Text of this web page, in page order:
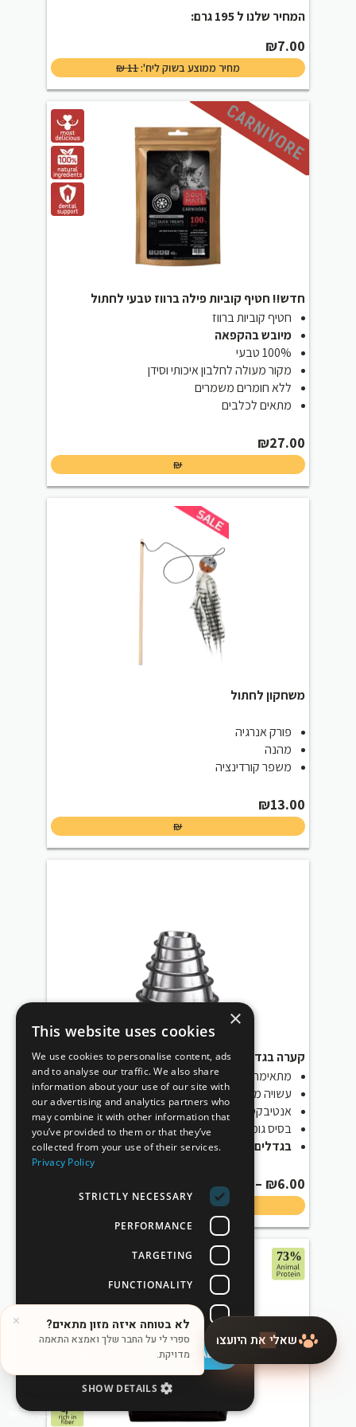
המחיר שלנו ל 195 גרם:
₪7.00
מחיר ממוצע בשוק ליח':11
₪
חדש!! חטיף קוביות פילה ברווז טבעי לחתול
חטיף קוביות ברווז
מיובש בהקפאה
100% טבעי
מקור מעולה לחלבון איכותי וסידן
ללא חומרים משמרים
מתאים לכלבים
₪27.00
₪
משחקון לחתול
פורק אנרגיה
מהנה
משפר קורדינציה
₪13.00
₪
קערה בגדלים שונים
מתאימה לכלבים קטנים ולחתולים
עשויה מנירוסטה אל חלד
אנטיבקטריאלית
בסיס גומי נגד החלקה
בגדלים שונים
₪6.00
–
₪13.00
range:
through
₪13.00
×
This website uses cookies
We use cookies to personalise content, ads
and to analyse our traffic. We also share
information about your use of our site with
our advertising and analytics partners who
may combine it with other information that
you’ve provided to them or that they’ve
collected from your use of their services.
Privacy Policy
STRICTLY NECESSARY
PERFORMANCE
TARGETING
FUNCTIONALITY
ACCEPT ALL
SHOW DETAILS